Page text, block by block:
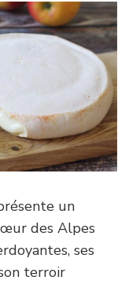
un
des Alpes
ses
terroir